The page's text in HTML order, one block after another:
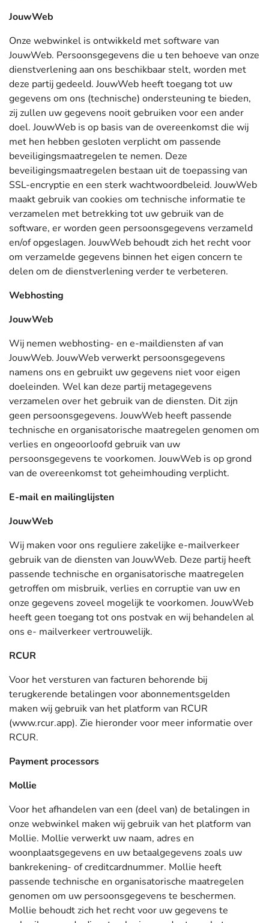
JouwWeb
Onze webwinkel is ontwikkeld met software van
JouwWeb. Persoonsgegevens die u ten behoeve van onze
dienstverlening aan ons beschikbaar stelt, worden met
deze partij gedeeld. JouwWeb heeft toegang tot uw
gegevens om ons (technische) ondersteuning te bieden,
zij zullen uw gegevens nooit gebruiken voor een ander
doel. JouwWeb is op basis van de overeenkomst die wij
met hen hebben gesloten verplicht om passende
beveiligingsmaatregelen te nemen. Deze
beveiligingsmaatregelen bestaan uit de toepassing van
SSL-encryptie en een sterk wachtwoordbeleid. JouwWeb
maakt gebruik van cookies om technische informatie te
verzamelen met betrekking tot uw gebruik van de
software, er worden geen persoonsgegevens verzameld
en/of opgeslagen. JouwWeb behoudt zich het recht voor
om verzamelde gegevens binnen het eigen concern te
delen om de dienstverlening verder te verbeteren.
Webhosting
JouwWeb
Wij nemen webhosting- en e-maildiensten af van
JouwWeb. JouwWeb verwerkt persoonsgegevens
namens ons en gebruikt uw gegevens niet voor eigen
doeleinden. Wel kan deze partij metagegevens
verzamelen over het gebruik van de diensten. Dit zijn
geen persoonsgegevens. JouwWeb heeft passende
technische en organisatorische maatregelen genomen om
verlies en ongeoorloofd gebruik van uw
persoonsgegevens te voorkomen. JouwWeb is op grond
van de overeenkomst tot geheimhouding verplicht.
E-mail en mailinglijsten
JouwWeb
Wij maken voor ons reguliere zakelijke e-mailverkeer
gebruik van de diensten van JouwWeb. Deze partij heeft
passende technische en organisatorische maatregelen
getroffen om misbruik, verlies en corruptie van uw en
onze gegevens zoveel mogelijk te voorkomen. JouwWeb
heeft geen toegang tot ons postvak en wij behandelen al
ons e- mailverkeer vertrouwelijk.
RCUR
Voor het versturen van facturen behorende bij
terugkerende betalingen voor abonnementsgelden
maken wij gebruik van het platform van RCUR
(www.rcur.app). Zie hieronder voor meer informatie over
RCUR.
Payment processors
Mollie
Voor het afhandelen van een (deel van) de betalingen in
onze webwinkel maken wij gebruik van het platform van
Mollie. Mollie verwerkt uw naam, adres en
woonplaatsgegevens en uw betaalgegevens zoals uw
bankrekening- of creditcardnummer. Mollie heeft
passende technische en organisatorische maatregelen
genomen om uw persoonsgegevens te beschermen.
Mollie behoudt zich het recht voor uw gegevens te